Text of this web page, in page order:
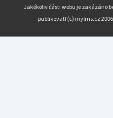
Jakékoliv části webu je zakázáno
publikovat! (c) mylms.cz